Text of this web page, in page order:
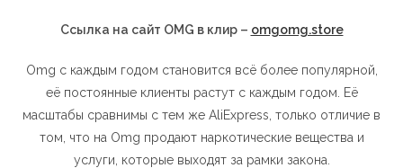
Ссылка на сайт OMG в клир – omgomg.store
Omg с каждым годом становится всё более популярной,
её постоянные клиенты растут с каждым годом. Её
масштабы сравнимы с тем же AliExpress, только отличие в
том, что на Omg продают наркотические вещества и
услуги, которые выходят за рамки закона.